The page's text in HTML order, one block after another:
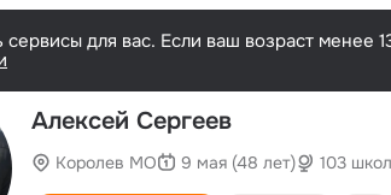
для вас. Если ваш возраст менее
Алексей Сергеев
Королев МО 9 мая (48 лет) 103